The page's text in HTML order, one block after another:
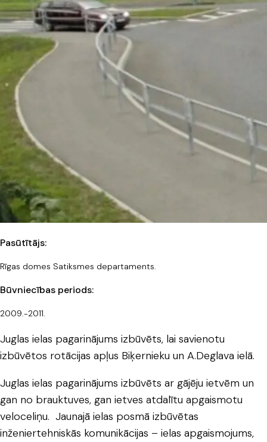
Pasūtītājs:
Rīgas domes Satiksmes departaments.
Būvniecības periods:
2009.-2011.
Juglas ielas pagarinājums izbūvēts, lai savienotu
izbūvētos rotācijas apļus Biķernieku un A.Deglava ielā.
Juglas ielas pagarinājums izbūvēts ar gājēju ietvēm un
gan no brauktuves, gan ietves atdalītu apgaismotu
veloceliņu. Jaunajā ielas posmā izbūvētas
inženiertehniskās komunikācijas – ielas apgaismojums,